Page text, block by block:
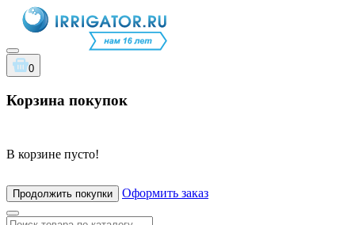
0
Корзина покупок
В корзине пусто!
Продолжить покупки Оформить заказ